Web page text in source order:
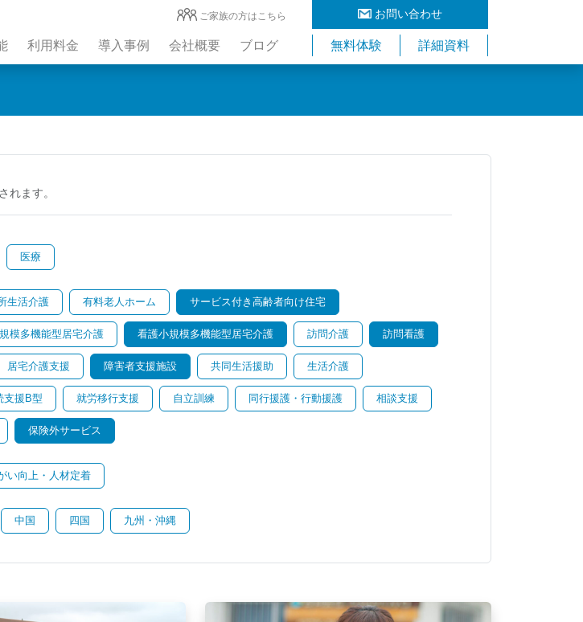
お問い合わせ
ご家族の方はこちら
利用料金 導入事例 会社概要 ブログ 無料体験 詳細資料
れます。
医療
生活介護 有料老人ホーム サービス付き高齢者向け住宅
模多機能型居宅介護 看護小規模多機能型居宅介護 訪問介護 訪問看護
居宅介護支援 障害者支援施設 共同生活援助 生活介護
支援B型 就労移行支援 自立訓練 同行援護・行動援護 相談支援
保険外サービス
い向上・人材定着
中国 四国 九州・沖縄